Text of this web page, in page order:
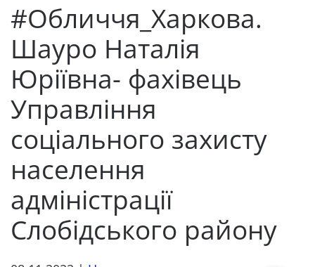
#Обличчя_Харкова.
Шауро Наталія
Юріївна- фахівець
Управління
соціального захисту
населення
адміністрації
Слобідського району